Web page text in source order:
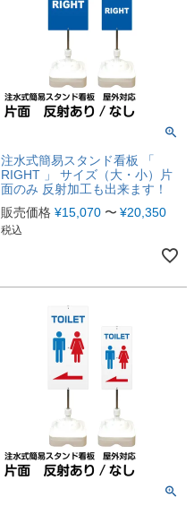
注水式簡易スタンド看板 「
RIGHT 」 サイズ（大・小）片
面のみ 反射加工も出来ます！
販売価格 ¥15,070 〜 ¥20,350
税込